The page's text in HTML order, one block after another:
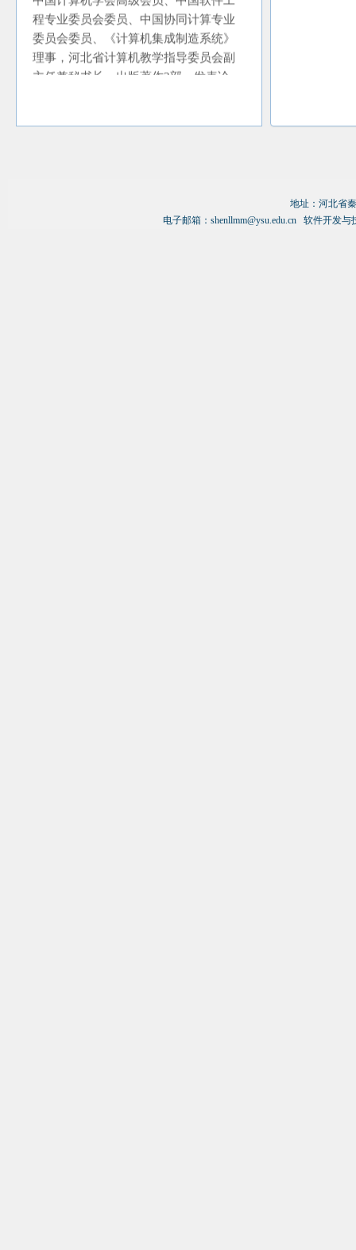
程专业委员会委员、中国协同计算专业
委员会委员、《计算机集成制造系统》
理事，河北省计算机教学指导委员会副
主任兼秘书长。出版著作3部，发表论
教学成果一等奖和三等奖，2013年和
地址： 河北省
电子邮箱： shenllmm@ysu.edu.cn软件开发与